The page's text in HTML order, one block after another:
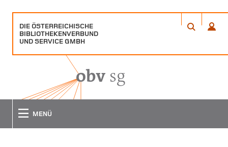
DIE ÖSTERREICHISCHE
BIBLIOTHEKENVERBUND
UND SERVICE GMBH
ÖFFNET
FENSTER
MENÜ